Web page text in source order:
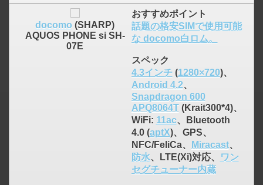
docomo (SHARP)
AQUOS PHONE si SH-
07E
おすすめポイント
話題の格安SIMで使用可能
な docomo白ロム。
スペック
4.3インチ(1280×720)、
Android 4.2、
Snapdragon 600
APQ8064T(Krait300*4)、
WiFi: 11ac、Bluetooth
4.0 (aptX)、GPS、
NFC/FeliCa、
Miracast、
防水、LTE(Xi)対応、
ワン
セグチューナー内蔵